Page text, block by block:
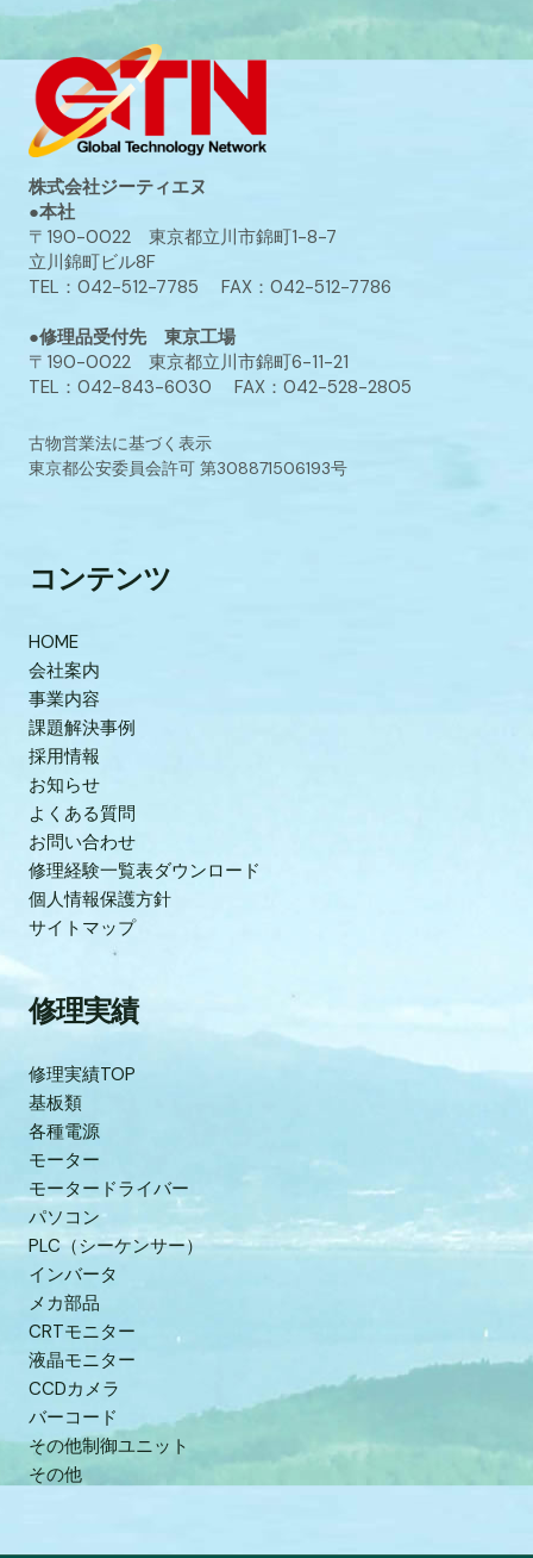
株式会社ジーティエヌ
●本社
〒190-0022 東京都立川市錦町1-8-7
立川錦町ビル8F
TEL：042-512-7785 FAX：042-512-7786
●修理品受付先 東京工場
〒190-0022 東京都立川市錦町6-11-21
TEL：042-843-6030 FAX：042-528-2805
古物営業法に基づく表示
東京都公安委員会許可 第308871506193号
コンテンツ
HOME
会社案内
事業内容
課題解決事例
採用情報
お知らせ
よくある質問
お問い合わせ
修理経験一覧表ダウンロード
個人情報保護方針
サイトマップ
修理実績
修理実績TOP
基板類
各種電源
モーター
モータードライバー
パソコン
PLC（シーケンサー）
インバータ
メカ部品
CRTモニター
液晶モニター
CCDカメラ
バーコード
その他制御ユニット
その他